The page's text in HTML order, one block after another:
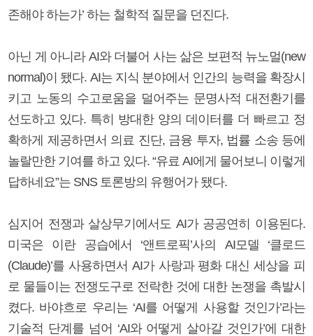
존해야 하는가’ 하는 철학적 질문을 던진다.
아닌 게 아니라 AI와 더불어 사는 삶은 보편적 뉴노멀(new
normal)이 됐다. AI는 지식 분야에서 인간의 능력을 확장시
키고 노동의 수고로움을 덜어주는 문명사적 대전환기를
선도하고 있다. 특히 방대한 양의 데이터를 더 빠르고 정
확하게 제공하면서 의료 진단, 금융 투자, 법률 소송 등에
놀랄만한 기여를 하고 있다. “유료 AI에게 물어보니 이렇게
답하네요”는 SNS 토론방의 유행어가 됐다.
심지어 전쟁과 살상무기에서도 AI가 공공연히 이용된다.
미국은 이란 공습에서 ‘앤트로픽’사의 AI모델 ‘클로드
(Claude)’를 사용하면서 AI가 사랑과 평화 대신 세상을 피
로 물들이는 전쟁도구로 전락한 것에 대한 논쟁을 촉발시
켰다. 바야흐로 우리는 ‘AI를 어떻게 사용할 것인가’라는
기술적 단계를 넘어 ‘AI와 어떻게 살아갈 것인가’에 대한